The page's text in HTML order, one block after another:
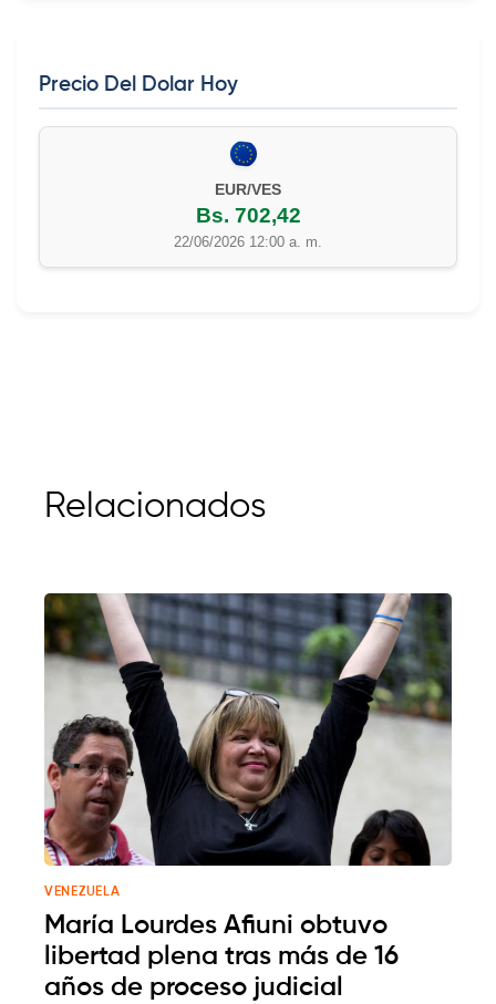
Precio Del Dolar Hoy
EUR/VES
Bs. 702,42
22/06/2026 12:00 a. m.
Relacionados
VENEZUELA
María Lourdes Afiuni obtuvo
libertad plena tras más de 16
años de proceso judicial